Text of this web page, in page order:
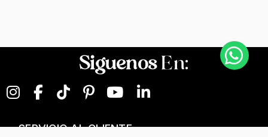
SiguenosEn:
SERVICIO AL CLIENTE